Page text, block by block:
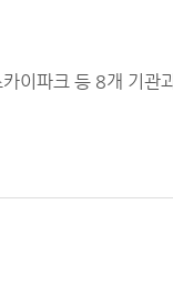
파크 등 8개 기관과